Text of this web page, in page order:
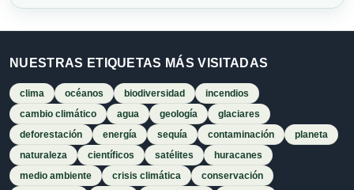
NUESTRAS ETIQUETAS MÁS VISITADAS
clima océanos biodiversidad
incendios
cambio climático
agua geología
glaciares
deforestación
energía sequía contaminación
planeta
naturaleza
científicos satélites
huracanes
medio ambiente
crisis climática
conservación